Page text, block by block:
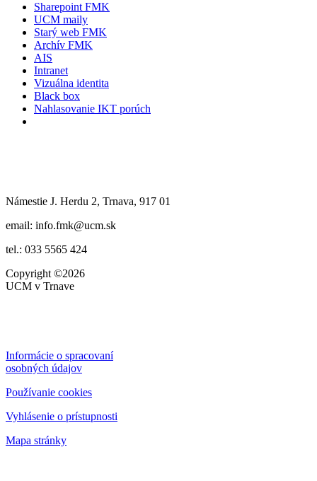
Sharepoint FMK
UCM maily
Starý web FMK
Archív FMK
AIS
Intranet
Vizuálna identita
Black box
Nahlasovanie IKT porúch
Námestie J. Herdu 2, Trnava, 917 01
email: info.fmk@ucm.sk
tel.: 033 5565 424
Copyright ©2026
UCM v Trnave
Informácie o spracovaní
osobných údajov
Používanie cookies
Vyhlásenie o prístupnosti
Mapa stránky